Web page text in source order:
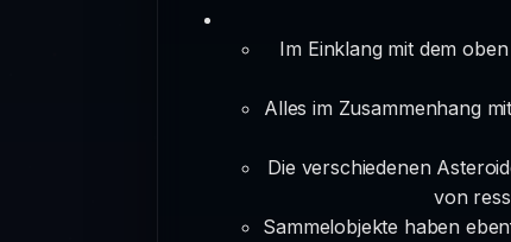
Im Einklang mit dem
Alles im Zusammenhang
Die verschiedenen
von
Sammelobjekte haben